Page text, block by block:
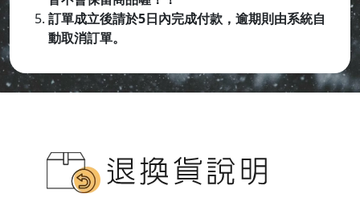
訂單成立後請於5日內完成付款，逾期則由系統自
動取消訂單。